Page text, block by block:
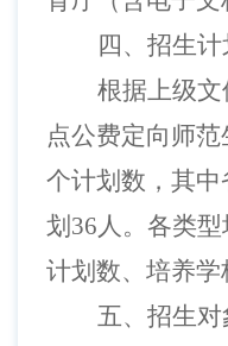
四、招生计
根据上级
点公费定向师
个计划数，其
划36人。各类
计划数、培养学
五、招生